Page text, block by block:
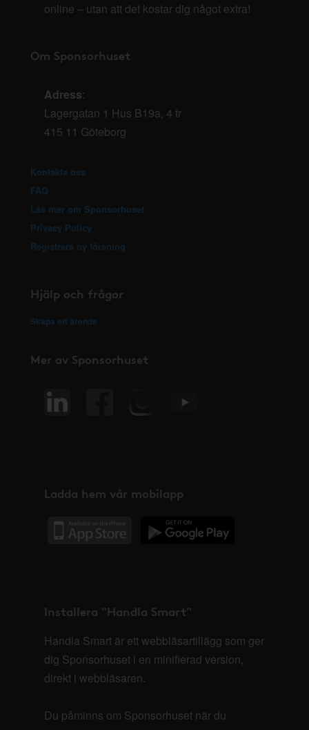
online – utan att det kostar dig något extra!
Om Sponsorhuset
Adress:
Lagergatan 1 Hus B19a, 4 tr
415 11 Göteborg
Kontakta oss
FAQ
Läs mer om Sponsorhuset
Privacy Policy
Registrera ny förening
Hjälp och frågor
Skapa ett ärende
Mer av Sponsorhuset
Ladda hem vår mobilapp
Installera "Handla Smart"
Handla Smart är ett webbläsartillägg som ger
dig Sponsorhuset i en minifierad version,
direkt i webbläsaren.
Du påminns om Sponsorhuset när du